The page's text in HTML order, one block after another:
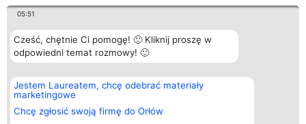
05:51
Cześć, chętnie Ci pomogę! 🙂 Kliknij proszę w
odpowiedni temat rozmowy! 🙂
Jestem Laureatem, chcę odebrać materiały
marketingowe
Chcę zgłosić swoją firmę do Orłów
Organizator plebiscytu
Bright Side Solutions sp. z o.
o. sp. k.
ul. Ruska 22
Wrocław 50-079
Plebiscyt
Laureaci
wszystkich
Laureatów
Kontakt
Kontakt